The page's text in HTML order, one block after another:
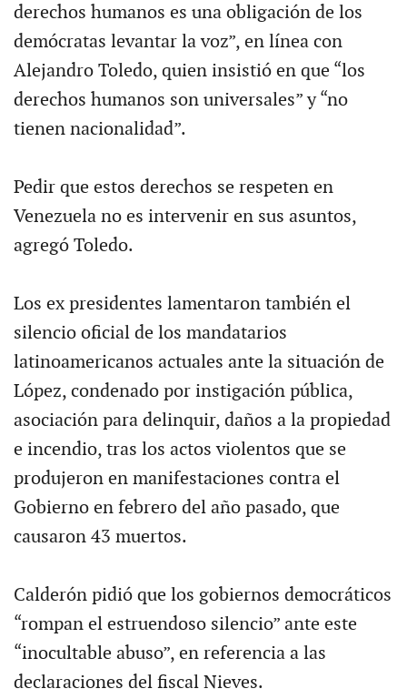
derechos humanos es una obligación de los
demócratas levantar la voz”, en línea con
Alejandro Toledo, quien insistió en que “los
derechos humanos son universales” y “no
tienen nacionalidad”.
Pedir que estos derechos se respeten en
Venezuela no es intervenir en sus asuntos,
agregó Toledo.
Los ex presidentes lamentaron también el
silencio oficial de los mandatarios
latinoamericanos actuales ante la situación de
López, condenado por instigación pública,
asociación para delinquir, daños a la propiedad
e incendio, tras los actos violentos que se
produjeron en manifestaciones contra el
Gobierno en febrero del año pasado, que
causaron 43 muertos.
Calderón pidió que los gobiernos democráticos
“rompan el estruendoso silencio” ante este
“inocultable abuso”, en referencia a las
declaraciones del fiscal Nieves.